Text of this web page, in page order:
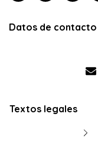
Datos de contacto
Textos legales